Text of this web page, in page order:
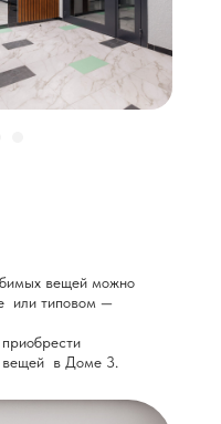
вещей можно
или типовом —
вещей в Доме 3.